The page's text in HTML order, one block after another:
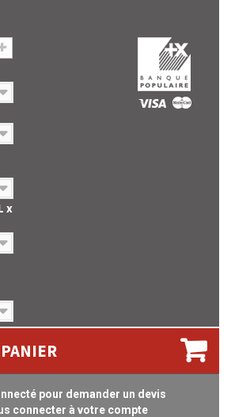
x
pour demander un devis
connecter à votre compte